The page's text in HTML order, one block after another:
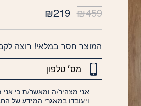
₪459
המחיר
₪459.
₪219
₪219.
המוצר חסר במלאי! רוצה
אני מצהיר/ה ומאשר/ת כי אני
ויעובדו במאגרי המידע של